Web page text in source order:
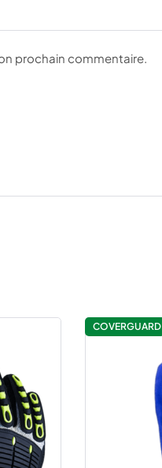
prochain commentaire.
COVERGUARD